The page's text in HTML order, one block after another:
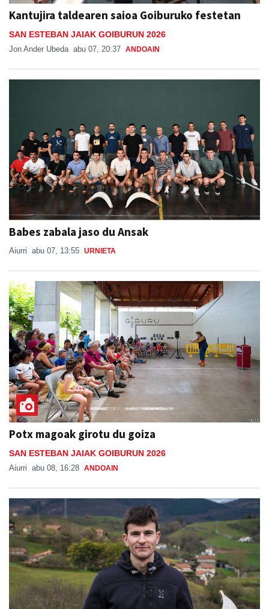
Kantujira taldearen saioa Goiburuko festetan
SAN ESTEBAN JAIAK GOIBURUN 2026
Jon Ander Ubeda abu 07, 20:37 ANDOAIN
Babes zabala jaso du Ansak
Aiurri abu 07, 13:55 URNIETA
Potx magoak girotu du goiza
SAN ESTEBAN JAIAK GOIBURUN 2026
Aiurri abu 08, 16:28 ANDOAIN